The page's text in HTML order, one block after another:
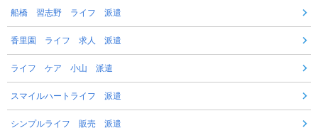
船橋 習志野 ライフ 派遣
香里園 ライフ 求人 派遣
ライフ ケア 小山 派遣
スマイルハートライフ 派遣
シンプルライフ 販売 派遣